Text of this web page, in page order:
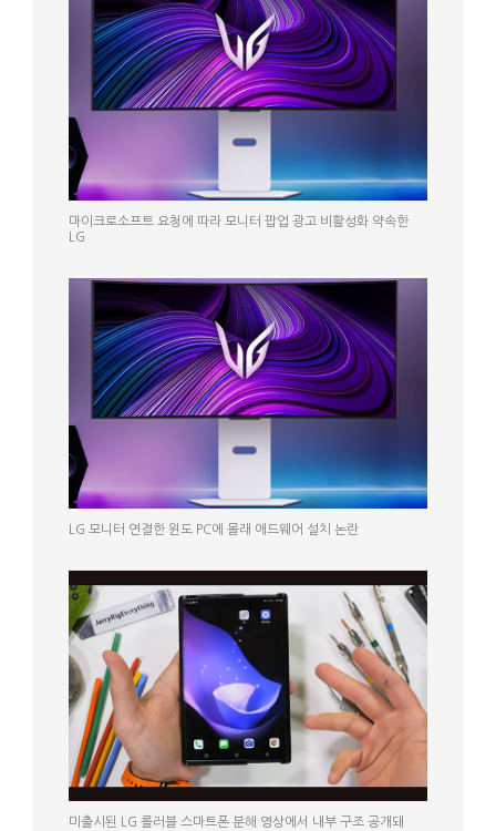
마이크로소프트 요청에 따라 모니터 팝업 광고 비활성화 약속한
LG
LG 모니터 연결한 윈도 PC에 몰래 애드웨어 설치 논란
미출시된 LG 롤러블 스마트폰 분해 영상에서 내부 구조 공개돼